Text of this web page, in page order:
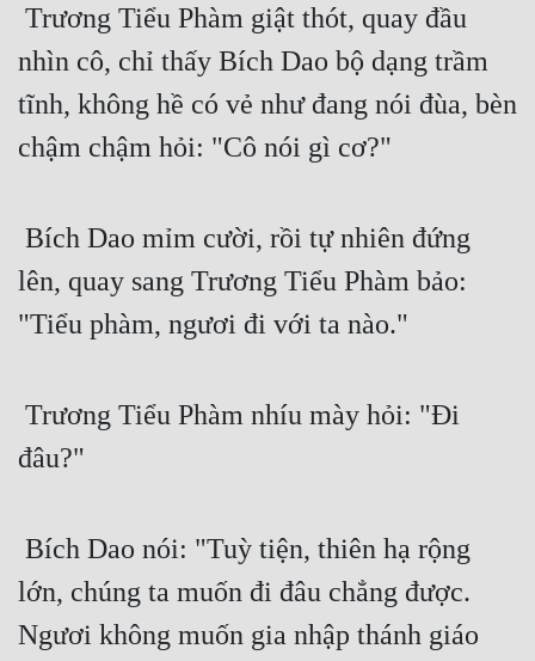
Mưu Mô
Mạt Thế
Mỹ Thực
Ngôn Tình
Nữ Phụ
Phương Tây
Phản Phái
Quân Sự
Sảng Văn
Sắc
nhìn cô, chỉ thấy Bích Dao bộ dạng trầm
tĩnh, không hề có vẻ như đang nói đùa, bèn
chậm chậm hỏi: "Cô nói gì cơ?"
lên, quay sang Trương Tiểu Phàm bảo:
"Tiểu phàm, ngươi đi với ta nào."
đâu?"
lớn, chúng ta muốn đi đâu chẳng được.
Ngươi không muốn gia nhập thánh giáo